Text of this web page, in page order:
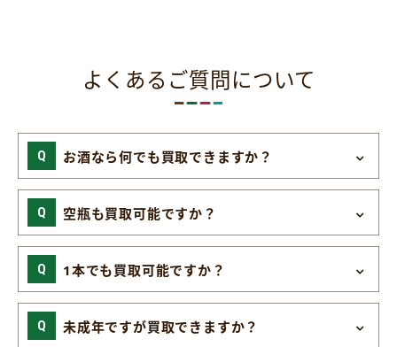
よくあるご質問について
お酒なら何でも買取できますか？
空瓶も買取可能ですか？
1本でも買取可能ですか？
未成年ですが買取できますか？